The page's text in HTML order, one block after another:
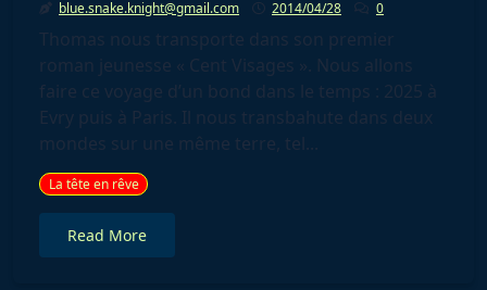
blue.snake.knight@gmail.com 2014/04/28 0
Thomas nous transporte dans son premier
roman jeunesse « Cent Visages ». Nous allons
faire ce voyage d’un bond dans le temps : 2025 à
Evry puis à Paris. Il nous transbahute dans deux
mondes sur une même terre, tel...
La tête en rêve
Read More